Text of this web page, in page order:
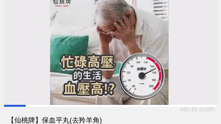
ads by popIn
【仙桃牌】保血平丸(去羚羊角)